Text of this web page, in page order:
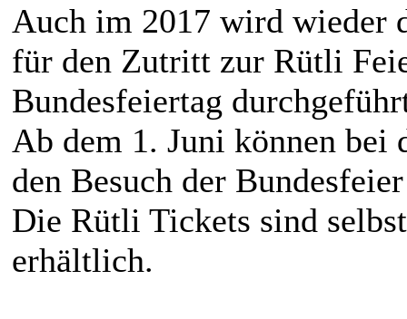
Auch im 2017 wird wieder
für den Zutritt zur Rütli
Bundesfeiertag
Ab dem 1. Juni können
den Besuch der
Die Rütli Tickets sind
erhältlich.